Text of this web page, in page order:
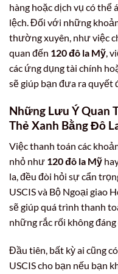
hàng hoặc dịch vụ có thể
lệch. Đối với những
thường xuyên, như việc
quan đến 120 đô la Mỹ,
các ứng dụng tài chính
sẽ giúp bạn đưa ra
Những Lưu Ý Quan
Thẻ Xanh Bằng Đô
Việc thanh toán các
nhỏ như 120 đô la Mỹ
la, đều đòi hỏi sự cẩn
USCIS và Bộ Ngoại giao
sẽ giúp quá trình thanh
những rắc rối không đáng
Đầu tiên, bất kỳ ai cũng
USCIS cho bạn nếu bạn